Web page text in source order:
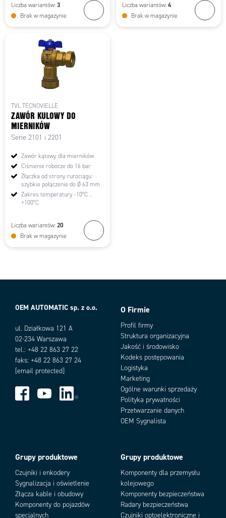
Liczba wariantów: 3
Brak w magazynie
Liczba wariantów: 4
Brak w magazynie
TVL TECNOVIELLE
ZAWÓR KULOWY DO
MIERNIKÓW
Serie 2101 i 2201
Zawór kątowy dla mierników
Ciśnienie robocze do 16 bar
Złączka od strony rurociągu:
szybkie połączenie do Ø 63 mm
Zakres temperatury -10°C ..
+100°C
Liczba wariantów: 20
Brak w magazynie
OEM AUTOMATIC sp. z o.o.
ul. Działkowa 121 A
02-234 Warszawa
tel.: +48 22 863 27 22
faks: +48 22 863 27 24
[email protected]
O Firmie
Profil firmy
Struktura organizacyjna
Jakość i środowisko
Kodeks postępowania
Logistyka
Marketing
Ogólne warunki sprzedaży
Polityka prywatności
Przetwarzanie danych
OEM Sygnalista
Grupy produktowe
Czujniki i enkodery
Sygnalizacja i oświetlenie
Złącza kable i obudowy
Komponenty do pojazdów
specjalnych
Grupy produktowe
Komponenty dla przemysłu
kolejowego
Komponenty bezpieczeństwa
Radary bezpieczeństwa
Czujniki optoelektroniczne i